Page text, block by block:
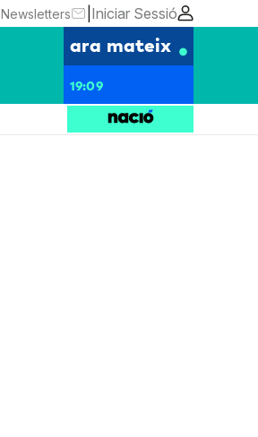
Newsletters Iniciar Sessió
ara mateix
19:09